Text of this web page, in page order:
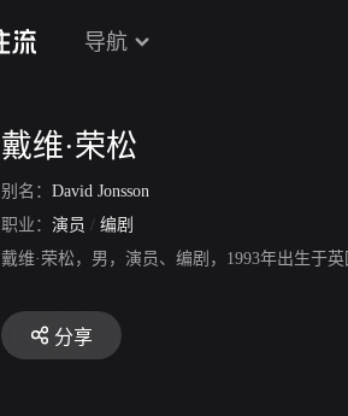
导航
戴维·荣松
别名： David Jonsson
职业： 演员 / 编剧
戴维·荣松，男，演员、编剧，1993年出生于
分享